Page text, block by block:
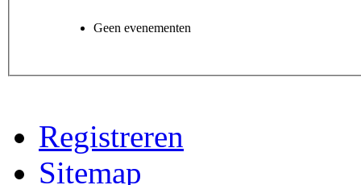
Geen evenementen
Registreren
Sitemap